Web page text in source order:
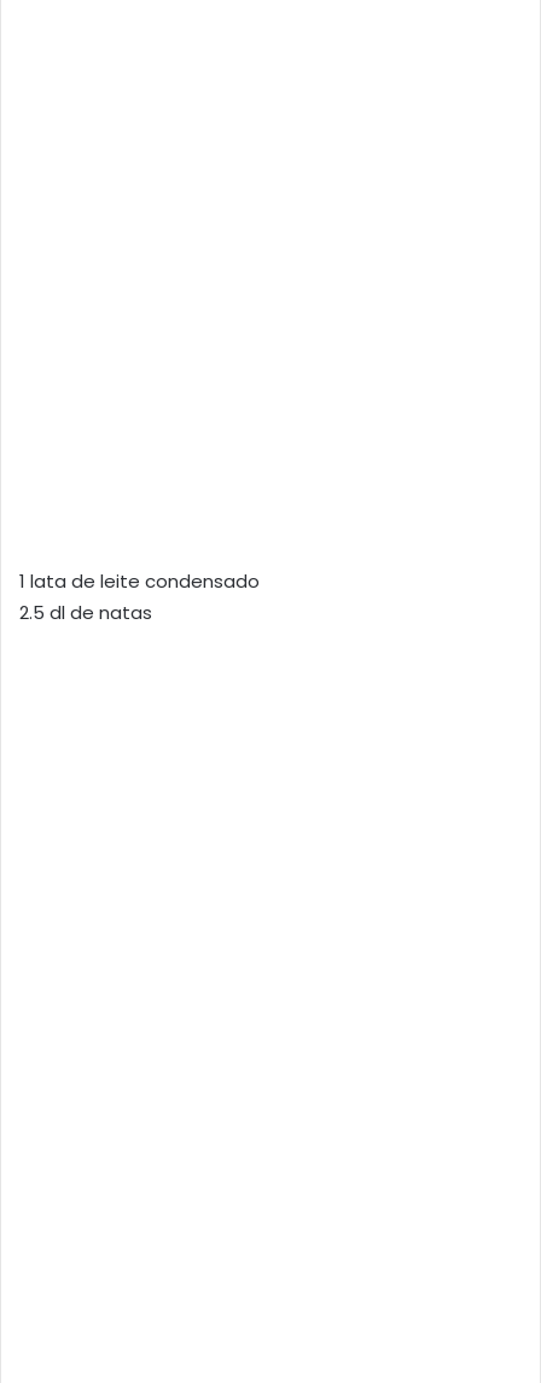
1 lata de leite condensado
2.5 dl de natas